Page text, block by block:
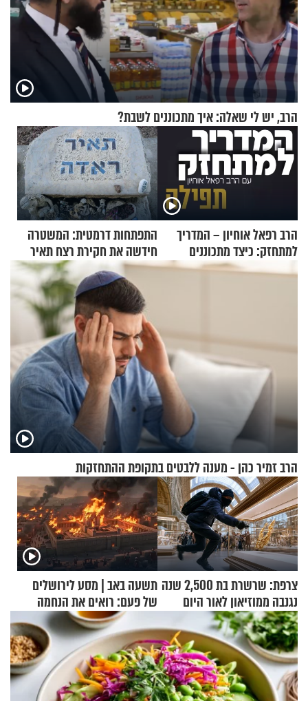
הרב, יש לי שאלה: איך מתכוננים לשבת?
הרב רפאל אוחיון – המדריך
למתחזק: כיצד מתכוננים
לתפילה?
התפתחות דרמטית: המשטרה
חידשה את חקירת רצח תאיר
ראדה
הרב זמיר כהן - מענה ללבטים בתקופת ההתחזקות
צרפת: שרשרת בת 2,500 שנה
נגנבה ממוזיאון לאור היום
תשעה באב | מסע לירושלים
של פעם: רואים את הנחמה